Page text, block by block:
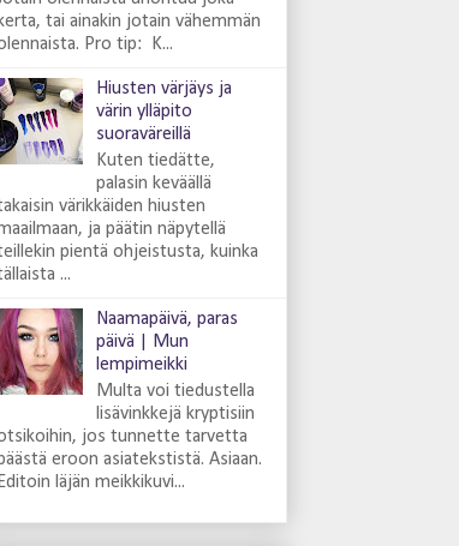
kerta, tai ainakin jotain vähemmän
Pro tip: K...
Hiusten värjäys ja
värin ylläpito
suoraväreillä
Kuten tiedätte,
palasin keväällä
värikkäiden hiusten
ja päätin näpytellä
pientä ohjeistusta, kuinka
...
Naamapäivä, paras
päivä | Mun
lempimeikki
Multa voi tiedustella
lisävinkkejä kryptisiin
jos tunnette tarvetta
eroon asiatekstistä. Asiaan.
läjän meikkikuvi...